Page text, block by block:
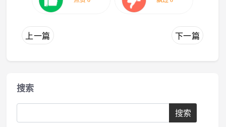
上一篇 下一篇
搜索